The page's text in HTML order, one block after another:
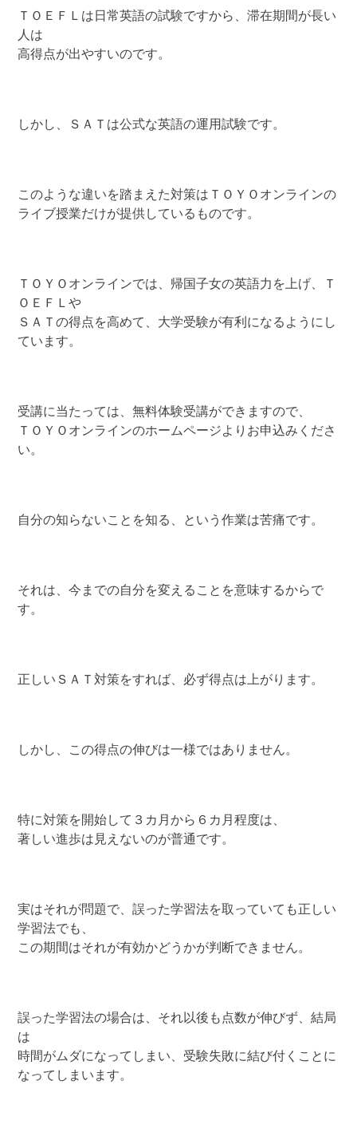
ＴＯＥＦＬは日常英語の試験ですから、滞在期間が長い
人は
高得点が出やすいのです。
しかし、ＳＡＴは公式な英語の運用試験です。
このような違いを踏まえた対策はＴＯＹＯオンラインの
ライブ授業だけが提供しているものです。
ＴＯＹＯオンラインでは、帰国子女の英語力を上げ、Ｔ
ＯＥＦＬや
ＳＡＴの得点を高めて、大学受験が有利になるようにし
ています。
受講に当たっては、無料体験受講ができますので、
ＴＯＹＯオンラインのホームページよりお申込みくださ
い。
自分の知らないことを知る、という作業は苦痛です。
それは、今までの自分を変えることを意味するからで
す。
正しいＳＡＴ対策をすれば、必ず得点は上がります。
しかし、この得点の伸びは一様ではありません。
特に対策を開始して３カ月から６カ月程度は、
著しい進歩は見えないのが普通です。
実はそれが問題で、誤った学習法を取っていても正しい
学習法でも、
この期間はそれが有効かどうかが判断できません。
誤った学習法の場合は、それ以後も点数が伸びず、結局
は
時間がムダになってしまい、受験失敗に結び付くことに
なってしまいます。